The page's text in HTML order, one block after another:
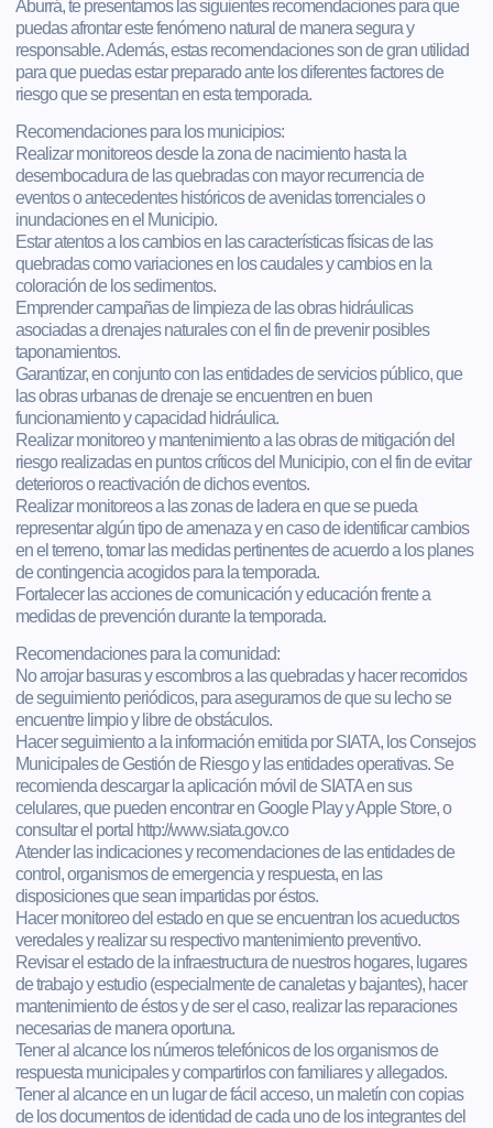
Aburrá, te presentamos las siguientes recomendaciones para que
puedas afrontar este fenómeno natural de manera segura y
responsable. Además, estas recomendaciones son de gran utilidad
para que puedas estar preparado ante los diferentes factores de
riesgo que se presentan en esta temporada.
Recomendaciones para los municipios:
Realizar monitoreos desde la zona de nacimiento hasta la
desembocadura de las quebradas con mayor recurrencia de
eventos o antecedentes históricos de avenidas torrenciales o
inundaciones en el Municipio.
Estar atentos a los cambios en las características físicas de las
quebradas como variaciones en los caudales y cambios en la
coloración de los sedimentos.
Emprender campañas de limpieza de las obras hidráulicas
asociadas a drenajes naturales con el fin de prevenir posibles
taponamientos.
Garantizar, en conjunto con las entidades de servicios público, que
las obras urbanas de drenaje se encuentren en buen
funcionamiento y capacidad hidráulica.
Realizar monitoreo y mantenimiento a las obras de mitigación del
riesgo realizadas en puntos críticos del Municipio, con el fin de evitar
deterioros o reactivación de dichos eventos.
Realizar monitoreos a las zonas de ladera en que se pueda
representar algún tipo de amenaza y en caso de identificar cambios
en el terreno, tomar las medidas pertinentes de acuerdo a los planes
de contingencia acogidos para la temporada.
Fortalecer las acciones de comunicación y educación frente a
medidas de prevención durante la temporada.
Recomendaciones para la comunidad:
No arrojar basuras y escombros a las quebradas y hacer recorridos
de seguimiento periódicos, para asegurarnos de que su lecho se
encuentre limpio y libre de obstáculos.
Hacer seguimiento a la información emitida por SIATA, los Consejos
Municipales de Gestión de Riesgo y las entidades operativas. Se
recomienda descargar la aplicación móvil de SIATA en sus
celulares, que pueden encontrar en Google Play y Apple Store, o
consultar el portal http://www.siata.gov.co
Atender las indicaciones y recomendaciones de las entidades de
control, organismos de emergencia y respuesta, en las
disposiciones que sean impartidas por éstos.
Hacer monitoreo del estado en que se encuentran los acueductos
veredales y realizar su respectivo mantenimiento preventivo.
Revisar el estado de la infraestructura de nuestros hogares, lugares
de trabajo y estudio (especialmente de canaletas y bajantes), hacer
mantenimiento de éstos y de ser el caso, realizar las reparaciones
necesarias de manera oportuna.
Tener al alcance los números telefónicos de los organismos de
respuesta municipales y compartirlos con familiares y allegados.
Tener al alcance en un lugar de fácil acceso, un maletín con copias
de los documentos de identidad de cada uno de los integrantes del